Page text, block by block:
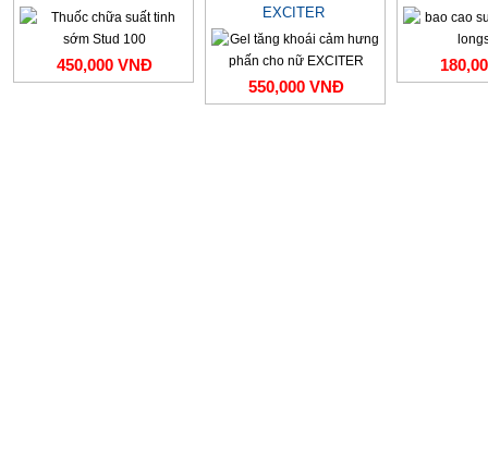
450,000 VNĐ
EXCITER
550,000 VNĐ